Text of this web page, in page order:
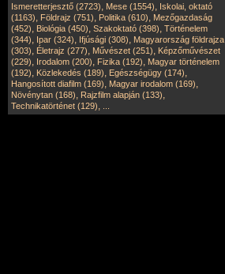
Ismeretterjesztő (2723), Mese (1554), Iskolai, oktató
(1163), Földrajz (751), Politika (610), Mezőgazdaság
(452), Biológia (450), Szakoktató (398), Történelem
(344), Ipar (324), Ifjúsági (308), Magyarország földrajza
(303), Életrajz (277), Művészet (251), Képzőművészet
(229), Irodalom (200), Fizika (192), Magyar történelem
(192), Közlekedés (189), Egészségügy (174),
Hangosított diafilm (169), Magyar irodalom (169),
Növénytan (168), Rajzfilm alapján (133),
Technikatörténet (129),